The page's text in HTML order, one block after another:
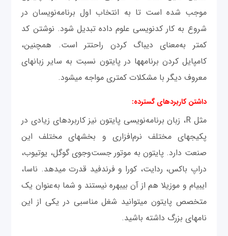
موجب شده است تا به انتخاب اول برنامه‌نویسان در
شروع به کار کدنویسی علوم داده تبدیل شود. نوشتن کد
کمتر به‌معنای دیباگ کردن راحت‎تر است. همچنین،
کامپایل کردن برنامه‎ها در پایتون نسبت به سایر زبان‎های
معروف دیگر با مشکلات کمتری مواجه می‎شود.
داشتن کاربردهای گسترده:
مثل R، زبان برنامه‌نویسی پایتون نیز کاربردهای زیادی در
پکیج‎های مختلف نرم‌افزاری و بخش‎های مختلف این
صنعت دارد. پایتون به موتور جست‌وجوی گوگل، یوتیوب،
دراپ باکس، ردایت، کورا و فرندفید قدرت می‎دهد. ناسا،
ای‎بی‎ام و موزيلا هم از آن بی‎بهره نیستند و شما به‌عنوان یک
متخصص پایتون می‎توانید شغل مناسبی در یکی از این
نام‎های بزرگ داشته باشید.